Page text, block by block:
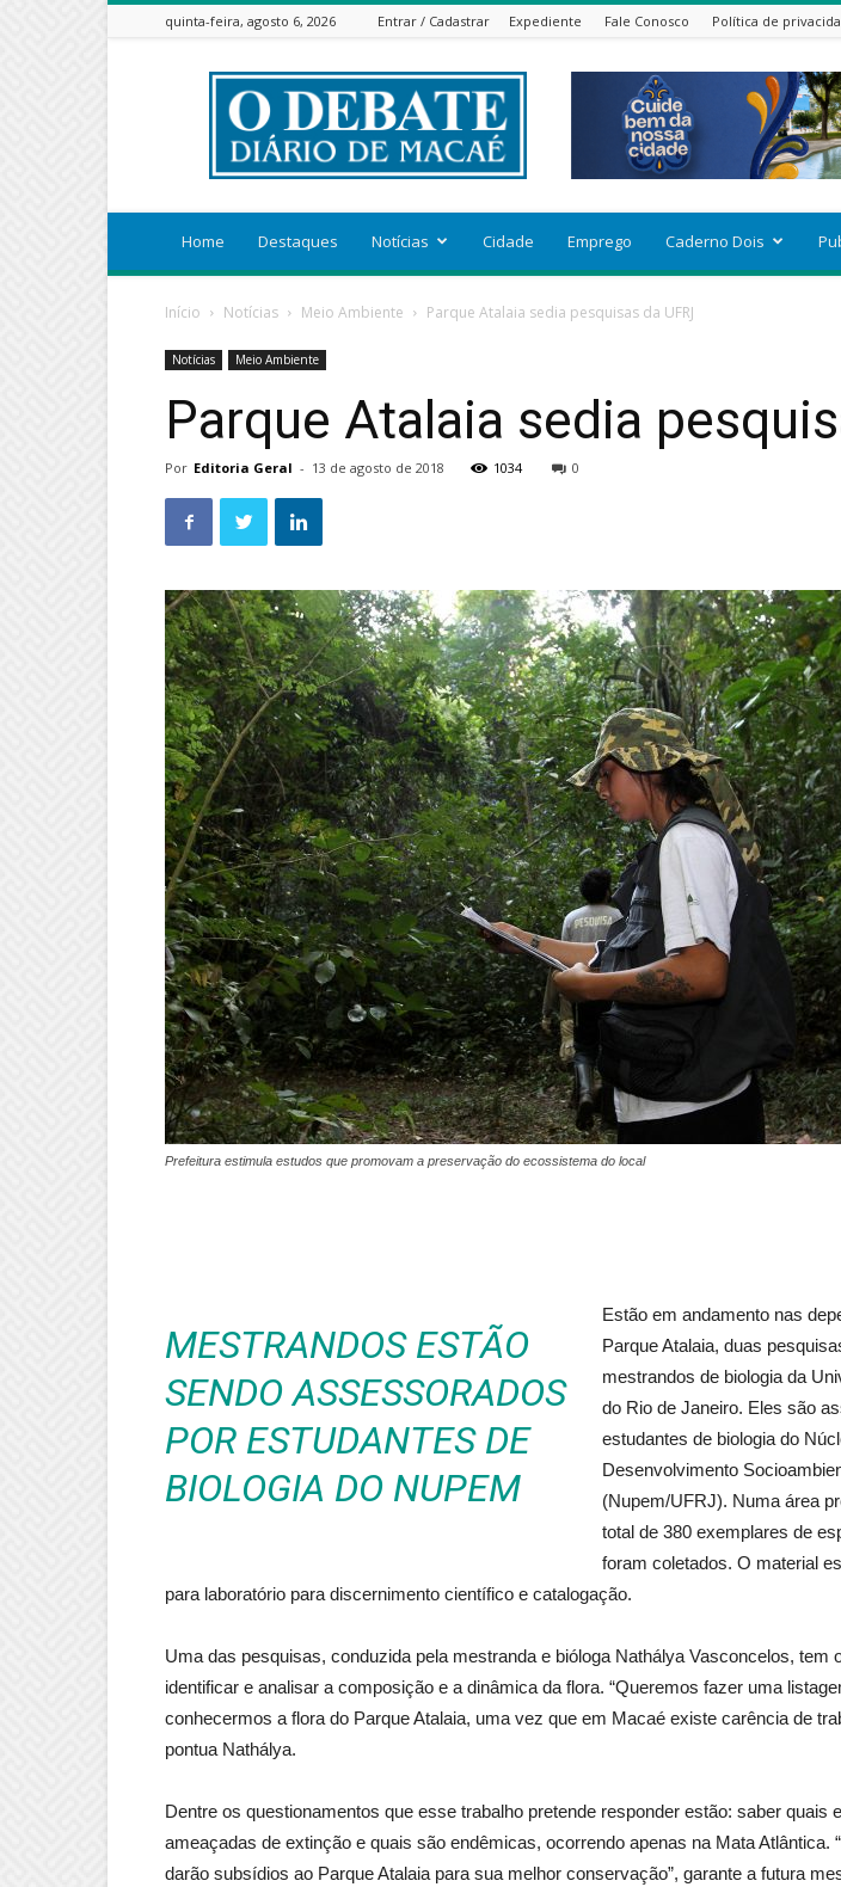
quinta-feira, agosto 6, 2026 Entrar / Cadastrar Expediente Fale Conosco Política de
ODEBATEON
Home Destaques Notícias Cidade Emprego Caderno Dois
Início Notícias Meio Ambiente Parque Atalaia sedia pesquisas da UFRJ
Notícias Meio Ambiente
Parque Atalaia sedia
Por Editoria Geral - 13 de agosto de 2018 1034 0
Prefeitura estimula estudos que promovam a preservação do ecossistema do local
MESTRANDOS ESTÃO
SENDO ASSESSORADOS
POR ESTUDANTES DE
BIOLOGIA DO NUPEM
Estão em andamento nas
Parque Atalaia, duas
mestrandos de biologia da
do Rio de Janeiro. Eles são
estudantes de biologia do
Desenvolvimento
(Nupem/UFRJ). Numa área
total de 380 exemplares de
foram coletados. O material
para laboratório para discernimento científico e catalogação.
Uma das pesquisas, conduzida pela mestranda e bióloga Nathálya Vasconcelos, tem
identificar e analisar a composição e a dinâmica da flora. “Queremos fazer uma
conhecermos a flora do Parque Atalaia, uma vez que em Macaé existe carência de
pontua Nathálya.
Dentre os questionamentos que esse trabalho pretende responder estão: saber quais
ameaçadas de extinção e quais são endêmicas, ocorrendo apenas na Mata Atlântica.
darão subsídios ao Parque Atalaia para sua melhor conservação”, garante a futura